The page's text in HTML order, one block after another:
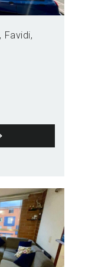
Favidi